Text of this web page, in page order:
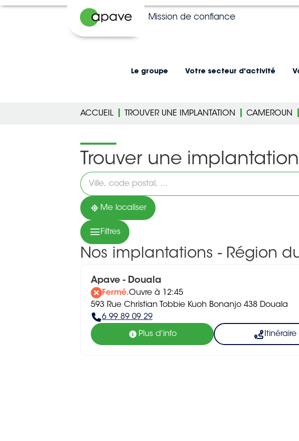
Mission de confiance
Le groupe Votre secteur d'activité
ACCUEIL TROUVER UNE IMPLANTATION CAMEROUN
Trouver une
Veuillez
renseigner
une
adresse
Me localiser
Filtres
Nos implantations - Région
Apave - Douala
Fermé.Ouvre à 12:45
593 Rue Christian Tobbie Kuoh Bonanjo 438 Douala
6 99 89 09 29
Plus d'info Itinéraire